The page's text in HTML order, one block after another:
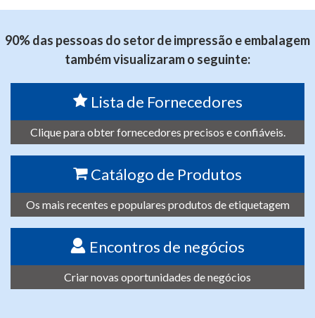
90% das pessoas do setor de impressão e embalagem
também visualizaram o seguinte:
Lista de Fornecedores
Clique para obter fornecedores precisos e confiáveis.
Catálogo de Produtos
Os mais recentes e populares produtos de etiquetagem
Encontros de negócios
Criar novas oportunidades de negócios